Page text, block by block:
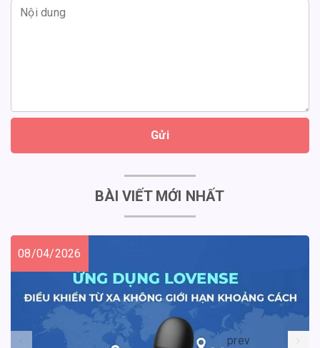
Gửi
BÀI VIẾT MỚI NHẤT
08/04/2026
prev